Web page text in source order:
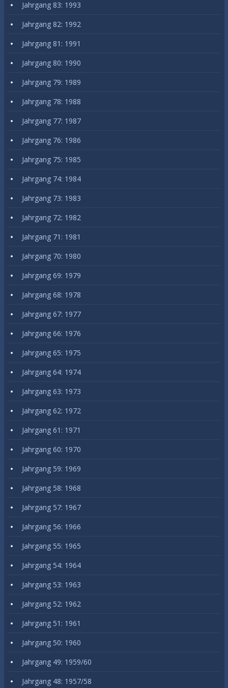
Jahrgang 83: 1993
Jahrgang 82: 1992
Jahrgang 81: 1991
Jahrgang 80: 1990
Jahrgang 79: 1989
Jahrgang 78: 1988
Jahrgang 77: 1987
Jahrgang 76: 1986
Jahrgang 75: 1985
Jahrgang 74: 1984
Jahrgang 73: 1983
Jahrgang 72: 1982
Jahrgang 71: 1981
Jahrgang 70: 1980
Jahrgang 69: 1979
Jahrgang 68: 1978
Jahrgang 67: 1977
Jahrgang 66: 1976
Jahrgang 65: 1975
Jahrgang 64: 1974
Jahrgang 63: 1973
Jahrgang 62: 1972
Jahrgang 61: 1971
Jahrgang 60: 1970
Jahrgang 59: 1969
Jahrgang 58: 1968
Jahrgang 57: 1967
Jahrgang 56: 1966
Jahrgang 55: 1965
Jahrgang 54: 1964
Jahrgang 53: 1963
Jahrgang 52: 1962
Jahrgang 51: 1961
Jahrgang 50: 1960
Jahrgang 49: 1959/60
Jahrgang 48: 1957/58